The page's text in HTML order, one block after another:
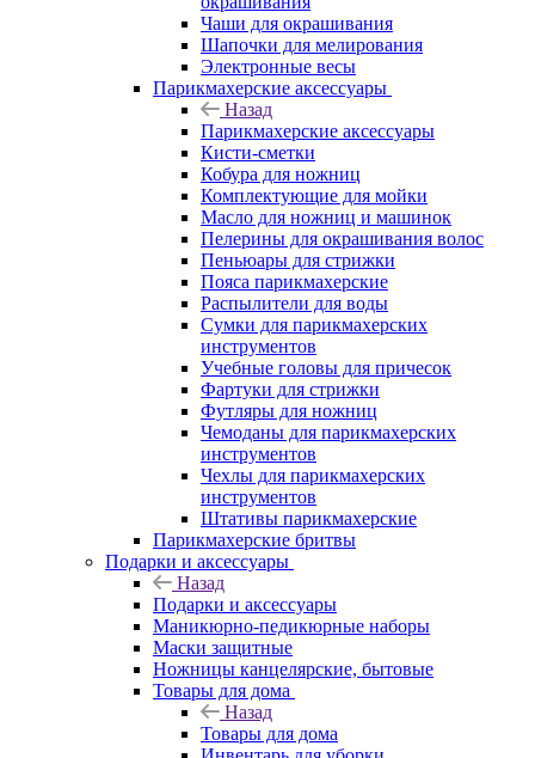
Чаши для окрашивания
Шапочки для мелирования
Электронные весы
Парикмахерские аксессуары
Назад
Парикмахерские аксессуары
Кисти-сметки
Кобура для ножниц
Комплектующие для мойки
Масло для ножниц и машинок
Пелерины для окрашивания волос
Пеньюары для стрижки
Пояса парикмахерские
Распылители для воды
Сумки для парикмахерских
инструментов
Учебные головы для причесок
Фартуки для стрижки
Футляры для ножниц
Чемоданы для парикмахерских
инструментов
Чехлы для парикмахерских
инструментов
Штативы парикмахерские
Парикмахерские бритвы
Подарки и аксессуары
Назад
Подарки и аксессуары
Маникюрно-педикюрные наборы
Маски защитные
Ножницы канцелярские, бытовые
Товары для дома
Назад
Товары для дома